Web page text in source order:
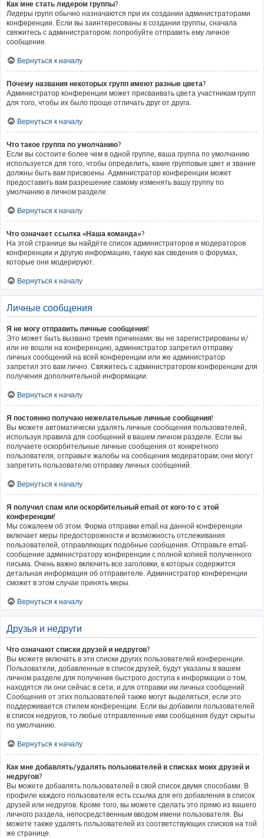
Как мне стать лидером группы?
Лидеры групп обычно назначаются при их создании администраторами
конференции. Если вы заинтересованы в создании группы, сначала
свяжитесь с администратором; попробуйте отправить ему личное
сообщение.
Вернуться к началу
Почему названия некоторых групп имеют разные цвета?
Администратор конференции может присваивать цвета участникам групп
для того, чтобы их было проще отличать друг от друга.
Вернуться к началу
Что такое группа по умолчанию?
Если вы состоите более чем в одной группе, ваша группа по умолчанию
используется для того, чтобы определить, какие групповые цвет и звание
должны быть вам присвоены. Администратор конференции может
предоставить вам разрешение самому изменять вашу группу по
умолчанию в личном разделе.
Вернуться к началу
Что означает ссылка «Наша команда»?
На этой странице вы найдёте список администраторов и модераторов
конференции и другую информацию, такую как сведения о форумах,
которые они модерируют.
Вернуться к началу
Личные сообщения
Я не могу отправить личные сообщения!
Это может быть вызвано тремя причинами: вы не зарегистрированы и/
или не вошли на конференцию, администратор запретил отправку
личных сообщений на всей конференции или же администратор
запретил это вам лично. Свяжитесь с администратором конференции для
получения дополнительной информации.
Вернуться к началу
Я постоянно получаю нежелательные личные сообщения!
Вы можете автоматически удалять личные сообщения пользователей,
используя правила для сообщений в вашем личном разделе. Если вы
получаете оскорбительные личные сообщения от конкретного
пользователя, отправьте жалобы на сообщения модераторам; они могут
запретить пользователю отправку личных сообщений.
Вернуться к началу
Я получил спам или оскорбительный email от кого-то с этой
конференции!
Мы сожалеем об этом. Форма отправки email на данной конференции
включает меры предосторожности и возможность отслеживания
пользователей, отправляющих подобные сообщения. Отправьте email-
сообщение администратору конференции с полной копией полученного
письма. Очень важно включить все заголовки, в которых содержится
детальная информация об отправителе. Администратор конференции
сможет в этом случае принять меры.
Вернуться к началу
Друзья и недруги
Что означают списки друзей и недругов?
Вы можете включать в эти списки других пользователей конференции.
Пользователи, добавленные в список друзей, будут указаны в вашем
личном разделе для получения быстрого доступа к информации о том,
находятся ли они сейчас в сети, и для отправки им личных сообщений.
Сообщения от этих пользователей также могут выделяться, если это
поддерживается стилем конференции. Если вы добавили пользователей
в список недругов, то любые отправленные ими сообщения будут скрыты
по умолчанию.
Вернуться к началу
Как мне добавлять/удалять пользователей в списках моих друзей и
недругов?
Вы можете добавлять пользователей в свой список двумя способами. В
профиле каждого пользователя есть ссылка для его добавления в список
друзей или недругов. Кроме того, вы можете сделать это прямо из вашего
личного раздела, непосредственным вводом имени пользователя. Вы
можете также удалять пользователей из соответствующих списков на той
же странице.